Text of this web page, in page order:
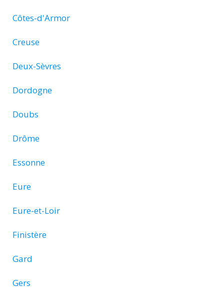
Côtes-d'Armor
Creuse
Deux-Sèvres
Dordogne
Doubs
Drôme
Essonne
Eure
Eure-et-Loir
Finistère
Gard
Gers